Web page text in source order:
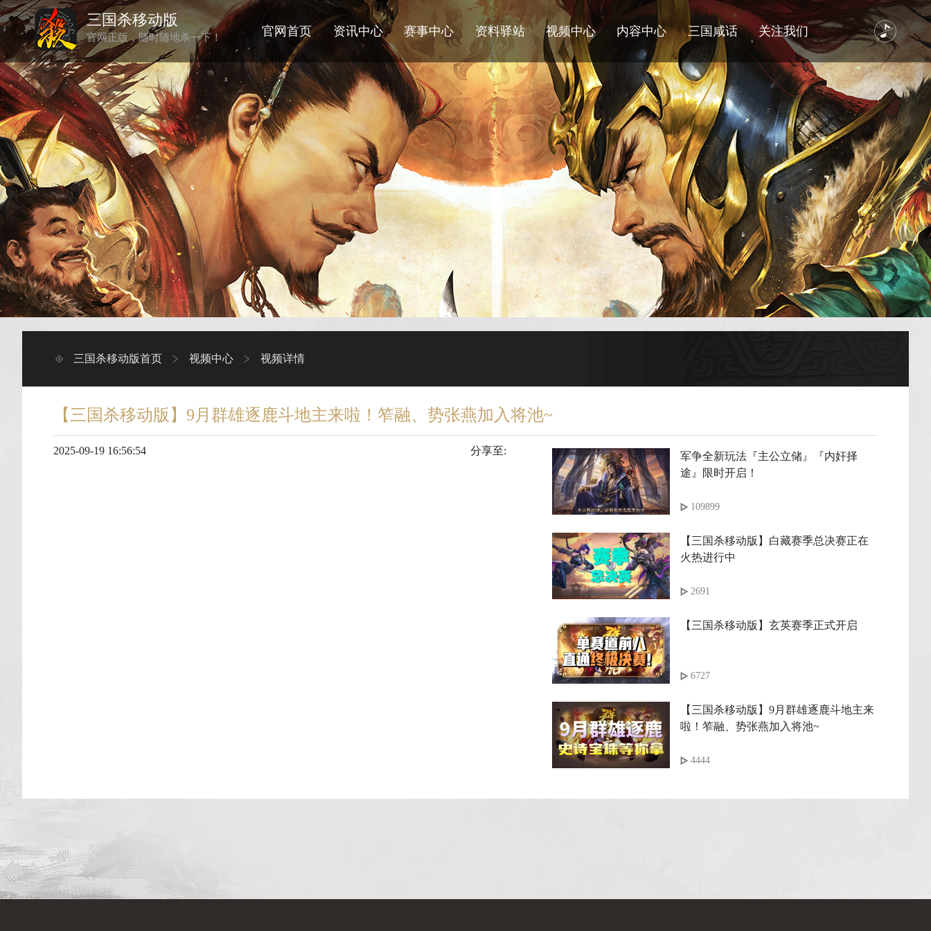
三国杀移动版
官网正版，随时随地杀一下！ 官网首页 资讯中心 赛事中心 资料驿站 视频中心 内容中心 三国咸话 关注我们
三国杀移动版首页 视频中心 视频详情
【三国杀移动版】9月群雄逐鹿斗地主来啦！笮融、势张燕加入将池~
2025-09-19 16:56:54 分享至:
军争全新玩法『主公立储』『内奸择
途』限时开启！
109899
【三国杀移动版】白藏赛季总决赛正在
火热进行中
2691
【三国杀移动版】玄英赛季正式开启
6727
【三国杀移动版】9月群雄逐鹿斗地主来
啦！笮融、势张燕加入将池~
4444